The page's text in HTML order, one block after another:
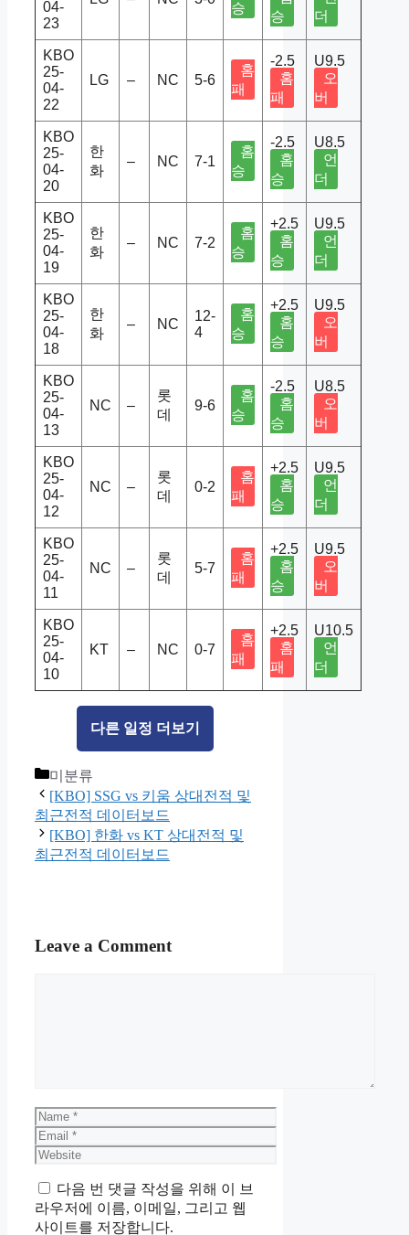
04-
23
승
승
더
KBO
25-
04-
22
LG – NC 5-6
홈
패
-2.5
홈
패
U9.5
오
버
KBO
25-
04-
20
한
화
– NC 7-1
홈
승
-2.5
홈
승
U8.5
언
더
KBO
25-
04-
19
한
화
– NC 7-2
홈
승
+2.5
홈
승
U9.5
언
더
KBO
25-
04-
18
한
화
– NC
12-
4
홈
승
+2.5
홈
승
U9.5
오
버
KBO
25-
04-
13
NC –
롯
데
9-6
홈
승
-2.5
홈
승
U8.5
오
버
KBO
25-
04-
12
NC –
롯
데
0-2
홈
패
+2.5
홈
승
U9.5
언
더
KBO
25-
04-
11
NC –
롯
데
5-7
홈
패
+2.5
홈
승
U9.5
오
버
KBO
25-
04-
10
KT – NC 0-7
홈
패
+2.5
홈
패
U10.5
언
더
다른 일정 더보기
Categories
미분류
[KBO] SSG vs 키움 상대전적 및
최근전적 데이터보드
[KBO] 한화 vs KT 상대전적 및
최근전적 데이터보드
Leave a Comment
Name
Email
Website
다음 번 댓글 작성을 위해 이 브
라우저에 이름, 이메일, 그리고 웹
사이트를 저장합니다.